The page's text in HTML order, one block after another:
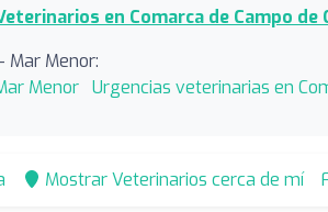
en Comarca de Campo
Mar Menor:
Menor Urgencias veterinarias en
Mostrar Veterinarios cerca de mí